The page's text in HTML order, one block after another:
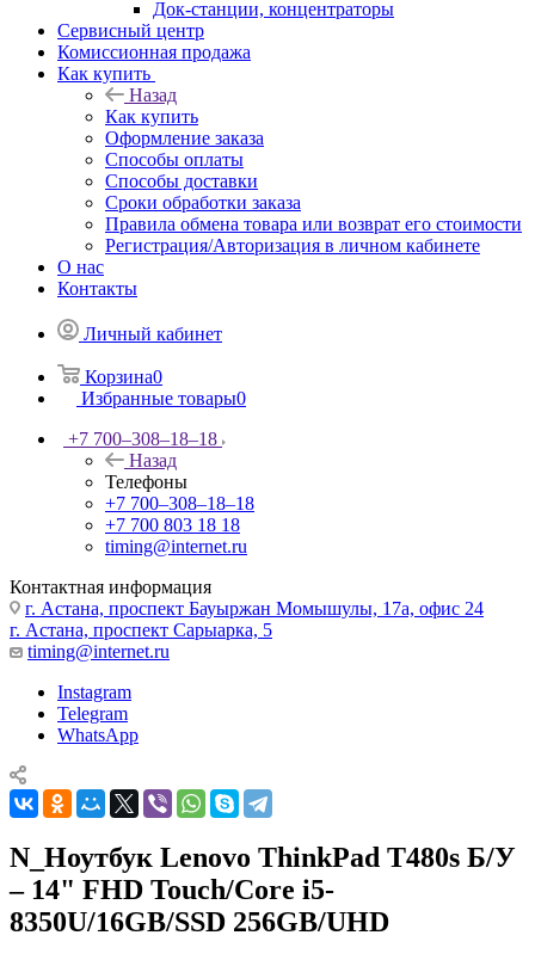
Док-станции, концентраторы
Сервисный центр
Комиссионная продажа
Как купить
Назад
Как купить
Оформление заказа
Способы оплаты
Способы доставки
Сроки обработки заказа
Правила обмена товара или возврат его стоимости
Регистрация/Авторизация в личном кабинете
О нас
Контакты
Личный кабинет
Корзина0
Избранные товары0
+7 700‒308‒18‒18
Назад
Телефоны
+7 700‒308‒18‒18
+7 700 803 18 18
timing@internet.ru
Контактная информация
г. Астана, проспект Бауыржан Момышулы, 17а, офис 24
г. Астана, проспект Сарыарка, 5
timing@internet.ru
Instagram
Telegram
WhatsApp
N_Ноутбук Lenovo ThinkPad T480s Б/У
– 14" FHD Touch/Core i5-
8350U/16GB/SSD 256GB/UHD